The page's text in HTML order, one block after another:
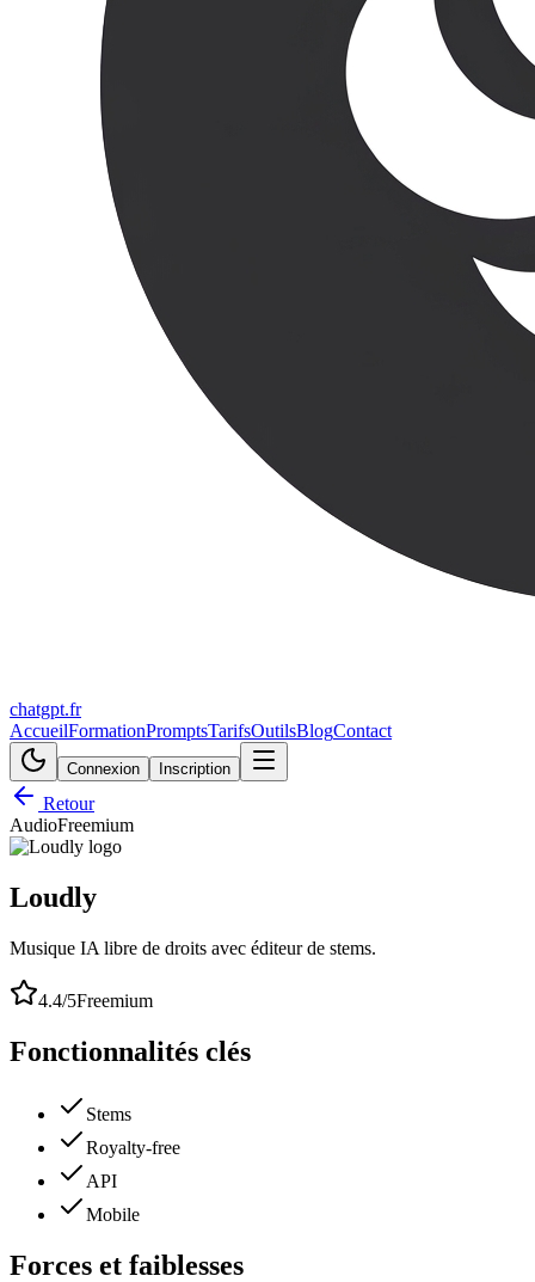
chatgpt.fr
AccueilFormationPromptsTarifsOutilsBlogContact
Connexion Inscription
Retour
AudioFreemium
Loudly
Musique IA libre de droits avec éditeur de stems.
4.4/5Freemium
Fonctionnalités clés
Stems
Royalty-free
API
Mobile
Forces et faiblesses